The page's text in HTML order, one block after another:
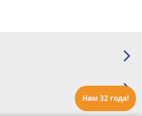
Нам 32 года!